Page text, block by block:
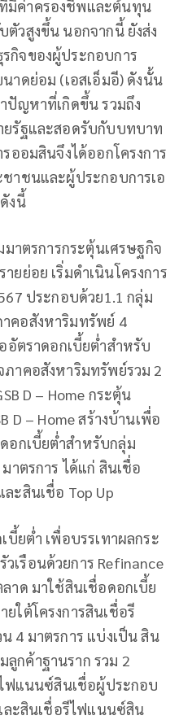
มีค่าครองชีพและต้นทุน
วสูงขึ้น นอกจากนี้ ยังส่ง
กิจของผู้ประกอบการ
าดย่อม (เอสเอ็มอี) ดังนั้น
ปัญหาที่เกิดขึ้น รวมถึง
ยรัฐและสอดรับกับบทบาท
ออมสินจึงได้ออกโครงการ
าชนและผู้ประกอบการเอ
งนี้
มาตรการกระตุ้นเศรษฐกิจ
ยย่อย เริ่มดำเนินโครงการ
ประกอบด้วย1.1 กลุ่ม
คอสังหาริมทรัพย์ 4
อัตราดอกเบี้ยต่ำสำหรับ
าคอสังหาริมทรัพย์รวม 2
D – Home กระตุ้น
D – Home สร้างบ้านเพื่อ
อกเบี้ยต่ำสำหรับกลุ่ม
าตรการ ได้แก่ สินเชื่อ
ะสินเชื่อ Top Up
บี้ยต่ำ เพื่อบรรเทาผลกระ
รือนด้วยการ Refinance
าด มาใช้สินเชื่อดอกเบี้ย
ใต้โครงการสินเชื่อรี
4 มาตรการ แบ่งเป็น สิน
กค้าฐานราก รวม 2
ฟแนนซ์สินเชื่อผู้ประกอบ
ละสินเชื่อรีไฟแนนซ์สิน